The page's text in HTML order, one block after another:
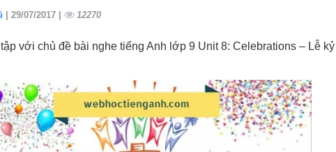
| 29/07/2017 | 12270
với chủ đề bài nghe tiếng Anh lớp 9 Unit 8: Celebrations – Lễ kỷ